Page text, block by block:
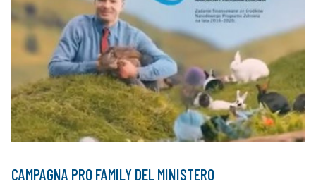
CAMPAGNA PRO FAMILY DEL MINISTERO